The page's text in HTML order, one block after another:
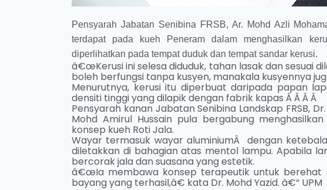
Pensyarah Jabatan Senibina FRSB, Ar. Mohd Azli
terdapat pada kueh Peneram dalam menghasilkan
diperlihatkan pada tempat duduk dan tempat sandar kerusi.
â€œKerusi ini selesa diduduk, tahan lasak dan sesuai
boleh berfungsi tanpa kusyen, manakala kusyennya
Menurutnya, kerusi itu diperbuat daripada papan
densiti tinggi yang dilapik dengan fabrik kapas Â Â Â Â
Pensyarah kanan Jabatan Senibina Landskap FRSB,
Mohd Amirul Hussain pula bergabung
konsep kueh Roti Jala.
Wayar termasuk wayar aluminiumÂ dengan
diletakkan di bahagian atas mentol lampu. Apabila
bercorak jala dan suasana yang estetik.
â€œIa membawa konsep terapeutik untuk berehat
bayang yang terhasil,â€ kata Dr. Mohd Yazid. â€“ UPM